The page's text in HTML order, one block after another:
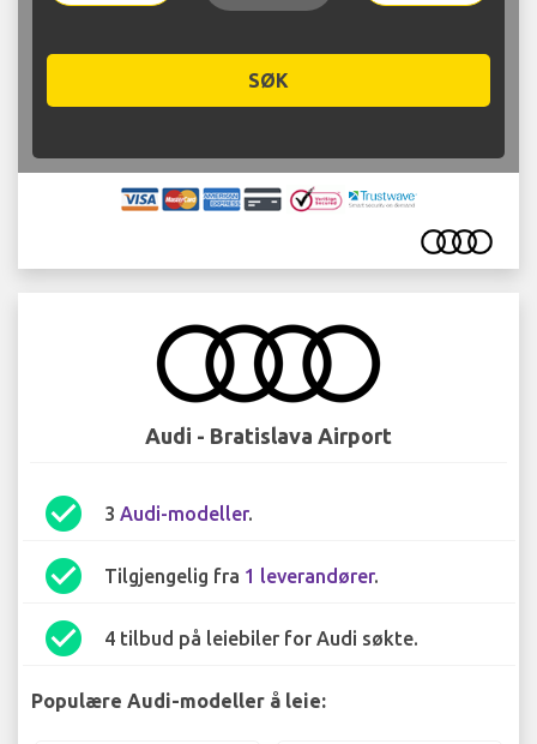
SØK
Audi - Bratislava Airport
check_circle 3 Audi-modeller.
check_circle Tilgjengelig fra 1 leverandører.
check_circle 4 tilbud på leiebiler for Audi søkte.
Populære Audi-modeller å leie: